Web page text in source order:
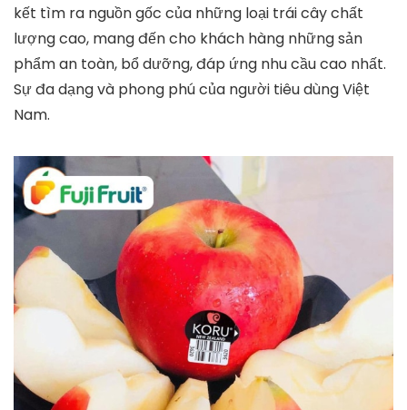
kết tìm ra nguồn gốc của những loại trái cây chất
lượng cao, mang đến cho khách hàng những sản
phẩm an toàn, bổ dưỡng, đáp ứng nhu cầu cao nhất.
Sự đa dạng và phong phú của người tiêu dùng Việt
Nam.